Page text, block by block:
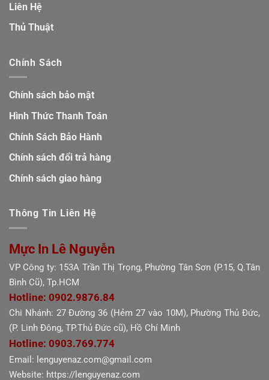
Liên Hệ
Thủ Thuật
Chính Sách
Chính sách bảo mật
Hình Thức Thanh Toán
Chính Sách Bảo Hành
Chính sách đổi trả hàng
Chính sách giao hàng
Thông Tin Liên Hệ
Mực In Lê Nguyễn
VP Công ty: 153A Trần Thị Trọng, Phường Tân Sơn (P.15, Q.Tân
Bình Cũ), Tp.HCM
Hotline: 0902.9876.84
Chi Nhánh: 27 Đường 36 (Hẻm 27 vào 10M), Phường Thủ Đức,
(P. Linh Đông, TP.Thủ Đức cũ), Hồ Chí Minh
Hotline: 0903.769.774
Email: lenguyenaz.com@gmail.com
Website: https://lenguyenaz.com